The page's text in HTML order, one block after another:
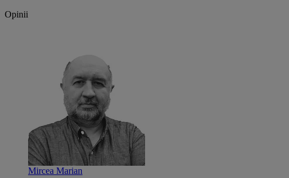
Opinii
Mircea Marian